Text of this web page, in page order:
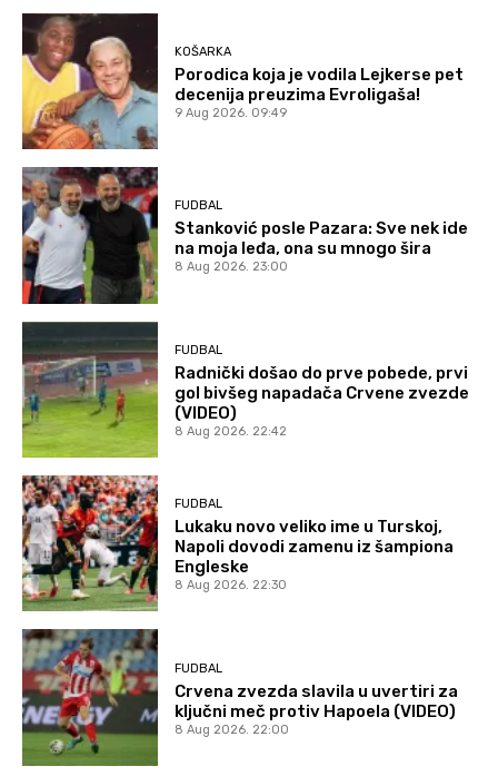
KOŠARKA
Porodica koja je vodila Lejkerse pet
decenija preuzima Evroligaša!
9 Aug 2026. 09:49
FUDBAL
Stanković posle Pazara: Sve nek ide
na moja leđa, ona su mnogo šira
8 Aug 2026. 23:00
FUDBAL
Radnički došao do prve pobede, prvi
gol bivšeg napadača Crvene zvezde
(VIDEO)
8 Aug 2026. 22:42
FUDBAL
Lukaku novo veliko ime u Turskoj,
Napoli dovodi zamenu iz šampiona
Engleske
8 Aug 2026. 22:30
FUDBAL
Crvena zvezda slavila u uvertiri za
ključni meč protiv Hapoela (VIDEO)
8 Aug 2026. 22:00